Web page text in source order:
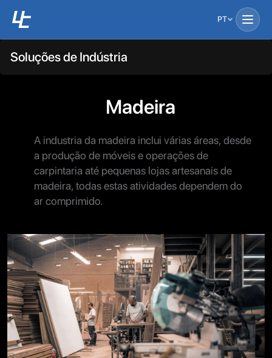
PT
Soluções de Indústria
Madeira
A industria da madeira inclui várias áreas, desde
a produção de móveis e operações de
carpintaria até pequenas lojas artesanais de
madeira, todas estas atividades dependem do
ar comprimido.